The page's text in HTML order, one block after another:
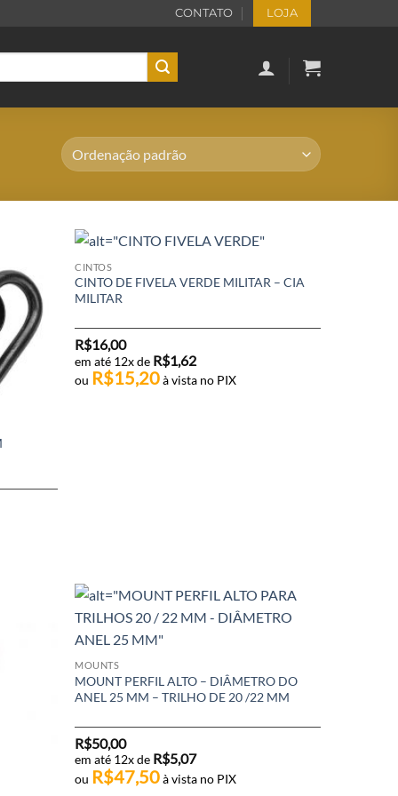
CONTATO LOJA
CINTOS
CINTO DE FIVELA VERDE MILITAR – CIA
MILITAR
R$16,00
em até 12x de R$1,62
ou R$15,20à vista no PIX
MOUNTS
MOUNT PERFIL ALTO – DIÂMETRO DO
ANEL 25 MM – TRILHO DE 20 /22 MM
R$50,00
em até 12x de R$5,07
ou R$47,50à vista no PIX